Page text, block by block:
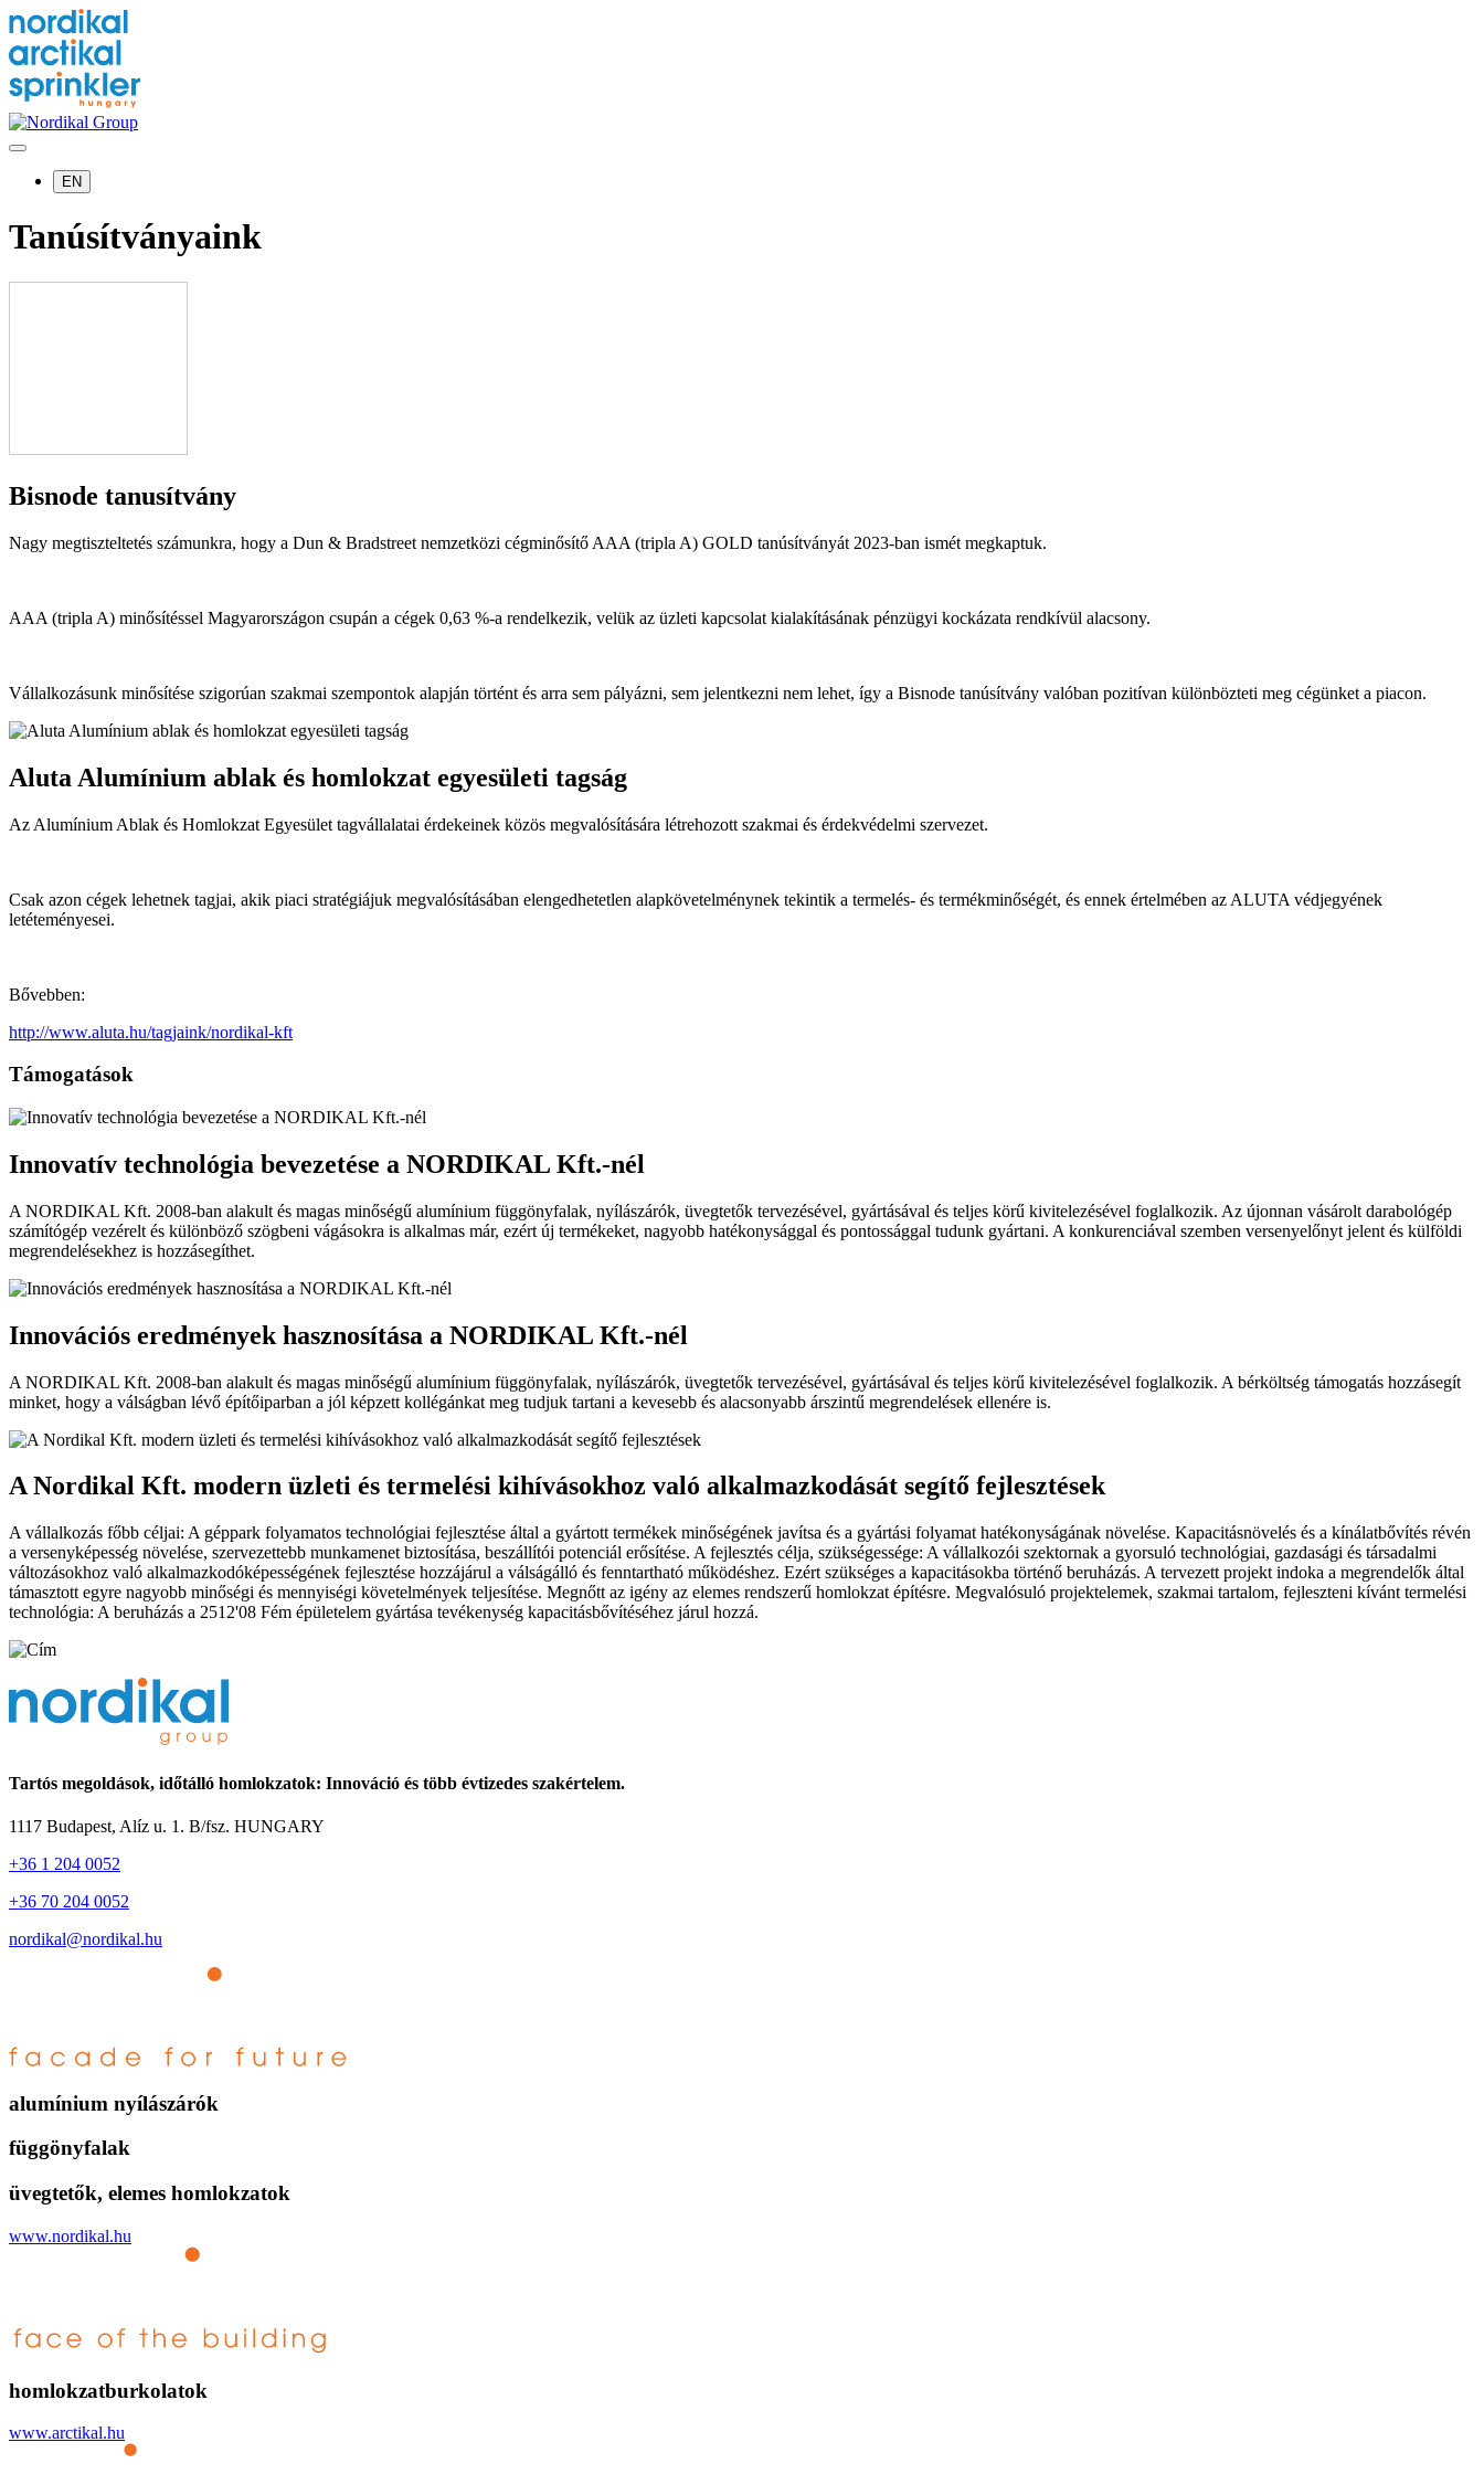
EN
Tanúsítványaink
Bisnode tanusítvány
Nagy megtiszteltetés számunkra, hogy a Dun & Bradstreet nemzetközi cégminősítő AAA (tripla A) GOLD tanúsítványát 2023-ban ismét megkaptuk.
AAA (tripla A) minősítéssel Magyarországon csupán a cégek 0,63 %-a rendelkezik, velük az üzleti kapcsolat kialakításának pénzügyi kockázata rendkívül alacsony.
Vállalkozásunk minősítése szigorúan szakmai szempontok alapján történt és arra sem pályázni, sem jelentkezni nem lehet, így a Bisnode tanúsítvány valóban pozitívan különbözteti meg cégünket a piacon.
Aluta Alumínium ablak és homlokzat egyesületi tagság
Az Alumínium Ablak és Homlokzat Egyesület tagvállalatai érdekeinek közös megvalósítására létrehozott szakmai és érdekvédelmi szervezet.
Csak azon cégek lehetnek tagjai, akik piaci stratégiájuk megvalósításában elengedhetetlen alapkövetelménynek tekintik a termelés- és termékminőségét, és ennek értelmében az ALUTA védjegyének
letéteményesei.
Bővebben:
http://www.aluta.hu/tagjaink/nordikal-kft
Támogatások
Innovatív technológia bevezetése a NORDIKAL Kft.-nél
A NORDIKAL Kft. 2008-ban alakult és magas minőségű alumínium függönyfalak, nyílászárók, üvegtetők tervezésével, gyártásával és teljes körű kivitelezésével foglalkozik. Az újonnan vásárolt darabológép
számítógép vezérelt és különböző szögbeni vágásokra is alkalmas már, ezért új termékeket, nagyobb hatékonysággal és pontossággal tudunk gyártani. A konkurenciával szemben versenyelőnyt jelent és külföldi
megrendelésekhez is hozzásegíthet.
Innovációs eredmények hasznosítása a NORDIKAL Kft.-nél
A NORDIKAL Kft. 2008-ban alakult és magas minőségű alumínium függönyfalak, nyílászárók, üvegtetők tervezésével, gyártásával és teljes körű kivitelezésével foglalkozik. A bérköltség támogatás hozzásegít
minket, hogy a válságban lévő építőiparban a jól képzett kollégánkat meg tudjuk tartani a kevesebb és alacsonyabb árszintű megrendelések ellenére is.
A Nordikal Kft. modern üzleti és termelési kihívásokhoz való alkalmazkodását segítő fejlesztések
A vállalkozás főbb céljai: A géppark folyamatos technológiai fejlesztése által a gyártott termékek minőségének javítsa és a gyártási folyamat hatékonyságának növelése. Kapacitásnövelés és a kínálatbővítés révén
a versenyképesség növelése, szervezettebb munkamenet biztosítása, beszállítói potenciál erősítése. A fejlesztés célja, szükségessége: A vállalkozói szektornak a gyorsuló technológiai, gazdasági és társadalmi
változásokhoz való alkalmazkodóképességének fejlesztése hozzájárul a válságálló és fenntartható működéshez. Ezért szükséges a kapacitásokba történő beruházás. A tervezett projekt indoka a megrendelők által
támasztott egyre nagyobb minőségi és mennyiségi követelmények teljesítése. Megnőtt az igény az elemes rendszerű homlokzat építésre. Megvalósuló projektelemek, szakmai tartalom, fejleszteni kívánt termelési
technológia: A beruházás a 2512'08 Fém épületelem gyártása tevékenység kapacitásbővítéséhez járul hozzá.
Tartós megoldások, időtálló homlokzatok: Innováció és több évtizedes szakértelem.
1117 Budapest, Alíz u. 1. B/fsz. HUNGARY
+36 1 204 0052
+36 70 204 0052
nordikal@nordikal.hu
alumínium nyílászárók
függönyfalak
üvegtetők, elemes homlokzatok
www.nordikal.hu
homlokzatburkolatok
www.arctikal.hu